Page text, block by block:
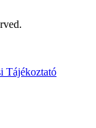
Tájékoztató